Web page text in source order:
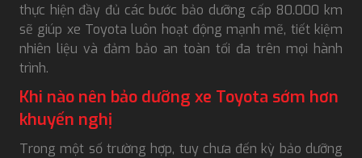
thực hiện đầy đủ các bước bảo dưỡng cấp 80.000 km
sẽ giúp xe Toyota luôn hoạt động mạnh mẽ, tiết kiệm
nhiên liệu và đảm bảo an toàn tối đa trên mọi hành
trình.
Khi nào nên bảo dưỡng xe Toyota sớm hơn
khuyến nghị
Trong một số trường hợp, tuy chưa đến kỳ bảo dưỡng